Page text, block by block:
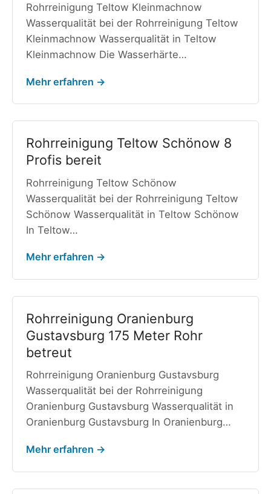
Rohrreinigung Teltow Kleinmachnow
Wasserqualität bei der Rohrreinigung Teltow
Kleinmachnow Wasserqualität in Teltow
Kleinmachnow Die Wasserhärte…
Mehr erfahren →
Rohrreinigung Teltow Schönow 8
Profis bereit
Rohrreinigung Teltow Schönow
Wasserqualität bei der Rohrreinigung Teltow
Schönow Wasserqualität in Teltow Schönow
In Teltow…
Mehr erfahren →
Rohrreinigung Oranienburg
Gustavsburg 175 Meter Rohr
betreut
Rohrreinigung Oranienburg Gustavsburg
Wasserqualität bei der Rohrreinigung
Oranienburg Gustavsburg Wasserqualität in
Oranienburg Gustavsburg In Oranienburg…
Mehr erfahren →